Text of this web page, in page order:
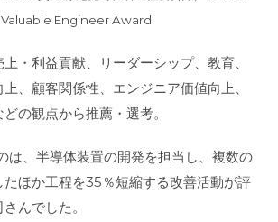
Valuable Engineer Award
・利益貢献、リーダーシップ、教育、
、顧客関係性、エンジニア価値向上、
の観点から推薦・選考。
は、半導体装置の開発を担当し、複数の
ほか工程を35％短縮する改善活動が評
んでした。